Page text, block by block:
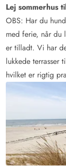
Lej sommerhus
OBS: Har du
med ferie, når du
er tilladt. Vi har
lukkede terrasser
hvilket er rigtig